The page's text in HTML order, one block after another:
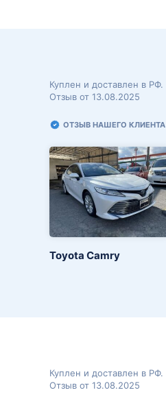
Куплен и доставлен в РФ.
Отзыв от 13.08.2025
ОТЗЫВ НАШЕГО КЛИЕНТА
Toyota Camry
Куплен и доставлен в РФ.
Отзыв от 13.08.2025